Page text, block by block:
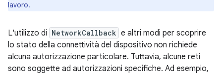
lavoro.
L'utilizzo di NetworkCallback e altri modi per scoprire
lo stato della connettività del dispositivo non richiede
alcuna autorizzazione particolare. Tuttavia, alcune reti
sono soggette ad autorizzazioni specifiche. Ad esempio,